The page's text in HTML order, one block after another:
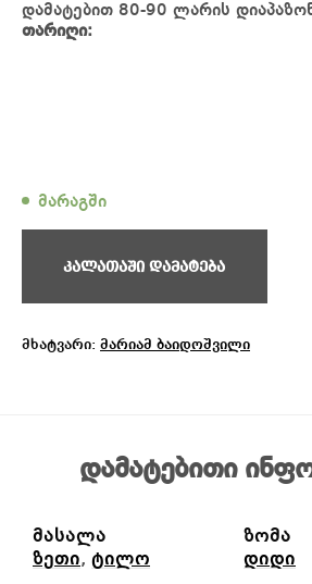
დამატებით 80-90 ლარის
თარიღი:
მარაგში
კალათაში დამატება
მხატვარი: მარიამ ბაიდოშვილი
დამატებითი
მასალა
ზეთი, ტილო
ზომა
დიდი